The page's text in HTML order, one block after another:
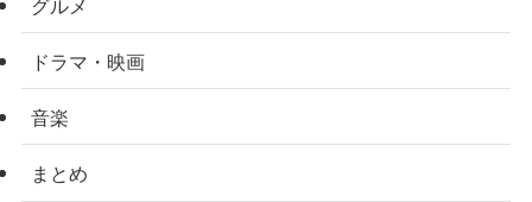
ドラマ・映画
音楽
まとめ